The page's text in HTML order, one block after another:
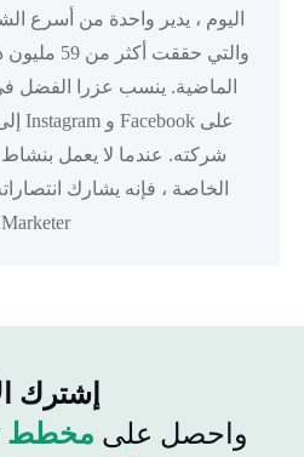
والتي حققت
الماضية. ينسب عزرا الفضل في
شركته. عندما لا يعمل بنشاط
Marketer.
إشترك
واحصل على مخطط